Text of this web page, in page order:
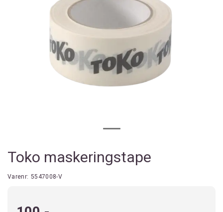
Toko maskeringstape
Varenr: 5547008-V